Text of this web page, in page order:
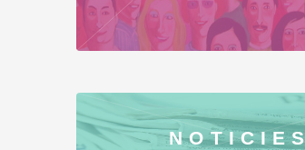
NOTICIES